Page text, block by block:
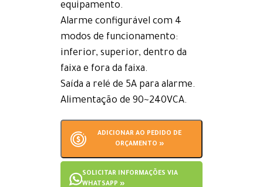
equipamento.
Alarme configurável com 4
modos de funcionamento:
inferior, superior, dentro da
faixa e fora da faixa.
Saída a relé de 5A para alarme.
Alimentação de 90~240VCA.
ADICIONAR AO PEDIDO DE
ORÇAMENTO »
SOLICITAR INFORMAÇÕES VIA
WHATSAPP »